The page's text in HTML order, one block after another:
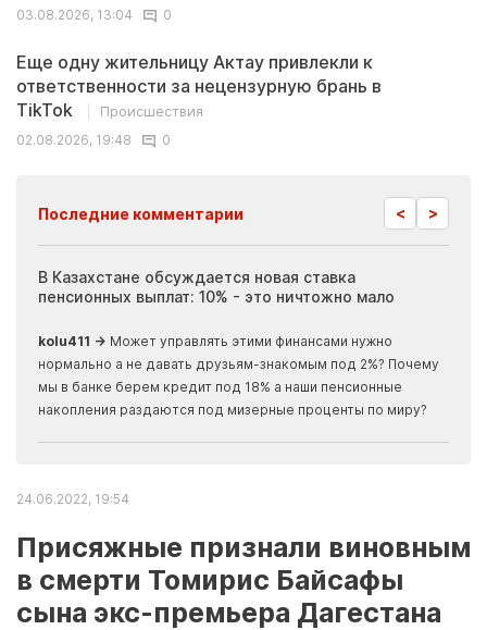
03.08.2026, 13:04
0
Еще одну жительницу Актау привлекли к
ответственности за нецензурную брань в
TikTok
Происшествия
02.08.2026, 19:48
0
Последние комментарии < >
В Казахстане обсуждается новая ставка
пенсионных выплат: 10% - это ничтожно мало
kolu411 → Может управлять этими финансами нужно
нормально а не давать друзьям-знакомым под 2%? Почему
мы в банке берем кредит под 18% а наши пенсионные
накопления раздаются под мизерные проценты по миру?
24.06.2022, 19:54
Присяжные признали виновным
в смерти Томирис Байсафы
сына экс-премьера Дагестана